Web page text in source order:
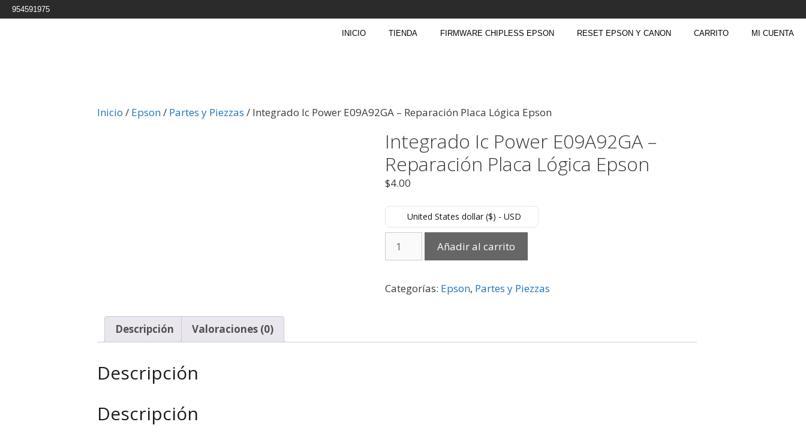
954591975
INICIO TIENDA FIRMWARE CHIPLESS EPSON RESET EPSON Y CANON CARRITO MI CUENTA
Inicio / Epson/ Partes y Piezzas / Integrado Ic Power E09A92GA – Reparación Placa Lógica Epson
Integrado Ic Power E09A92GA –
Reparación Placa Lógica Epson
$4.00
United States dollar ($) - USD
Añadir al carrito
Categorías: Epson, Partes y Piezzas
Descripción Valoraciones (0)
Descripción
Descripción